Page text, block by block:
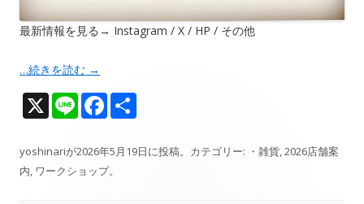
最新情報を見る→ Instagram / X / HP / その他
…続きを読む →
X Li
e
F
e
b
yoshinariが2026年5月19日に投稿。カテゴリー: ・雑貨,2026店舗案
内, ワークショップ。